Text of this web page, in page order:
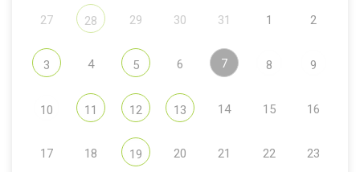
27 28 29 30 31 1 2
3 4 5 6 7 8 9
10 11 12 13 14 15 16
17 18 19 20 21 22 23